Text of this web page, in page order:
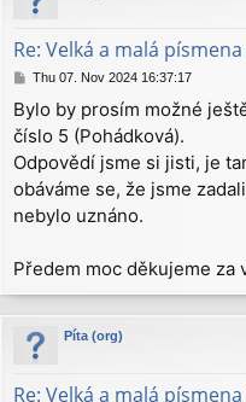
Re: Velká a malá
P
s
t
Thu 07. Nov 2024 16:37:17
Bylo by prosím možné
číslo 5 (Pohádková).
Odpovědí jsme si jisti, je
obáváme se, že jsme
nebylo uznáno.
Předem moc děkujeme za
Píta (org)
Re: Velká a malá